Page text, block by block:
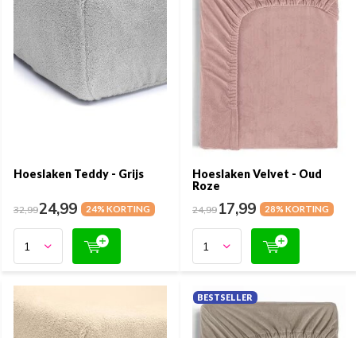
Hoeslaken Teddy - Grijs
32,9924,99 24% KORTING
Hoeslaken Velvet - Oud
Roze
24,9917,99 28% KORTING
BESTSELLER